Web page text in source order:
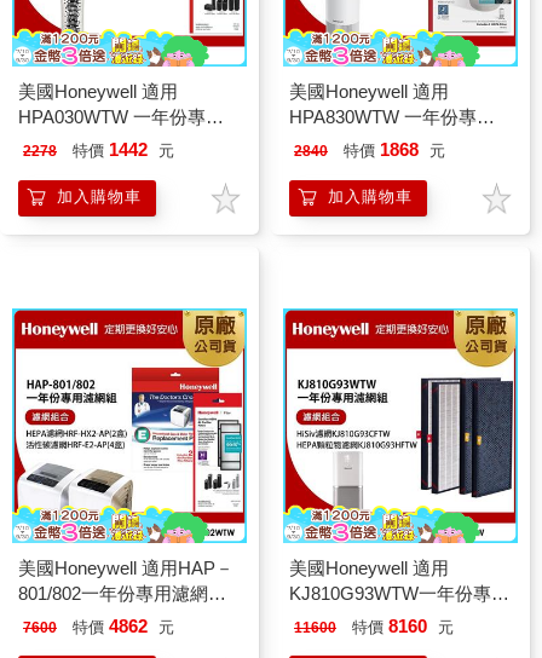
美國Honeywell 適用
HPA030WTW 一年份專用
濾網組(HEPA濾網HRF-
HRF-APP1)
2278 特價 1442 元
加入購物車
美國Honeywell 適用
HPA830WTW 一年份專用
濾網組(HEPA濾網
網HRF-APP1x2)
2840 特價 1868 元
加入購物車
美國Honeywell 適用HAP－
801/802一年份專用濾網組
（HEPA濾網HRF－HX2－
7600 特價 4862 元
美國Honeywell 適用
KJ810G93WTW一年份專用
濾網組(HiSiv濾網
11600 特價 8160 元